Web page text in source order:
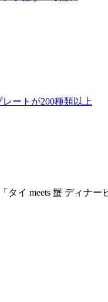
ートが200種類以上
イ meets 蟹 ディナー